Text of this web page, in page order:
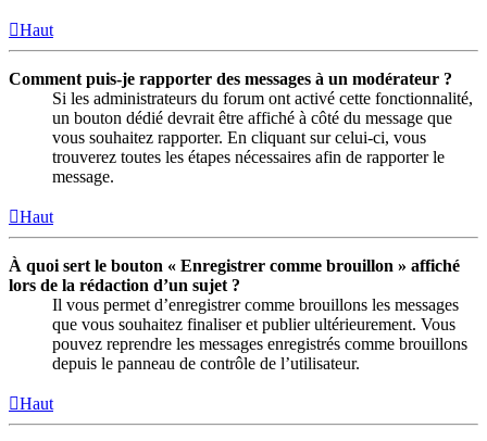
Haut
Comment puis-je rapporter des messages à un modérateur ?
Si les administrateurs du forum ont activé cette fonctionnalité,
un bouton dédié devrait être affiché à côté du message que
vous souhaitez rapporter. En cliquant sur celui-ci, vous
trouverez toutes les étapes nécessaires afin de rapporter le
message.
Haut
À quoi sert le bouton « Enregistrer comme brouillon » affiché
lors de la rédaction d’un sujet ?
Il vous permet d’enregistrer comme brouillons les messages
que vous souhaitez finaliser et publier ultérieurement. Vous
pouvez reprendre les messages enregistrés comme brouillons
depuis le panneau de contrôle de l’utilisateur.
Haut